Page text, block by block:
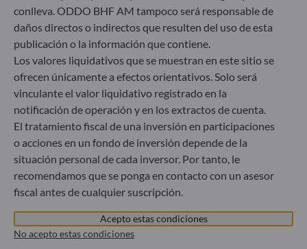
Herzogstraße 15
40217 Düsseldorf
Alemania
+49 (0) 211 239 24 01
Gallusanlage 8
60329 Frankfurt am Main
Alemania
+49 (0) 69 920 50 0
Sociedad Gestora de Carteras autorizada por la
Bundesanstalt für Finanzdienstleistungsaufsicht (“BaFin”)
Registro Comercial: HRB 11971 juzgado de primera
conlleva. ODDO BHF AM tampoco será responsable de
daños directos o indirectos que resulten del uso de esta
publicación o la información que contiene.
Los valores liquidativos que se muestran en este sitio se
ofrecen únicamente a efectos orientativos. Solo será
vinculante el valor liquidativo registrado en la
notificación de operación y en los extractos de cuenta.
El tratamiento fiscal de una inversión en participaciones
o acciones en un fondo de inversión depende de la
situación personal de cada inversor. Por tanto, le
recomendamos que se ponga en contacto con un asesor
fiscal antes de cualquier suscripción.
Acepto estas condiciones
No acepto estas condiciones